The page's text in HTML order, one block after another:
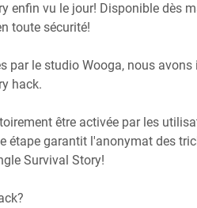
enfin vu le jour! Disponible dès
toute sécurité!
par le studio Wooga, nous
hack.
être activée par les
étape garantit l'anonymat des
Survival Story!